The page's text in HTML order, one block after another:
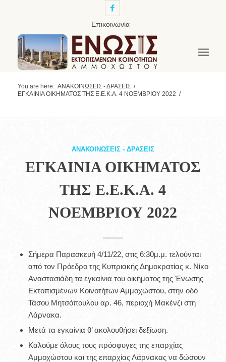
Επικοινωνία
You are here: ΑΝΑΚΟΙΝΩΣΕΙΣ - ΔΡΑΣΕΙΣ /
ΕΓΚΑΙΝΙΑ ΟΙΚΗΜΑΤΟΣ ΤΗΣ Ε.Ε.Κ.Α. 4 ΝΟΕΜΒΡΙΟΥ 2022 /
ΑΝΑΚΟΙΝΩΣΕΙΣ - ΔΡΑΣΕΙΣ
ΕΓΚΑΙΝΙΑ ΟΙΚΗΜΑΤΟΣ
ΤΗΣ Ε.Ε.Κ.Α. 4
ΝΟΕΜΒΡΙΟΥ 2022
Σήμερα Παρασκευή 4/11/22, στις 6:30μ.μ. τελούνται
από τον Πρόεδρο της Κυπριακής Δημοκρατίας κ. Νίκο
Αναστασιάδη τα εγκαίνια του οικήματος της Ένωσης
Εκτοπισμένων Κοινοτήτων Αμμοχώστου, στην οδό
Τάσου Μητσόπουλου αρ. 46, περιοχή Μακένζι στη
Λάρνακα.
Μετά τα εγκαίνια θ’ ακολουθήσει δεξίωση.
Καλούμε όλους τους πρόσφυγες της επαρχίας
Αμμοχώστου και της επαρχίας Λάρνακας να δώσουν